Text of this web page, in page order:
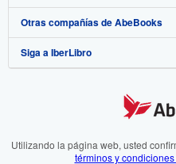
Mis pedidos
Ver carrito
Recomiende un vendedor
Medios
Empleo
Preferencias de cookies
Aviso de cookies
Preguntas frecuentes y guías
Atención al Cliente
Otras compañías de AbeBooks
AbeBooks.com
AbeBooks.fr
Siga a IberLibro
Utilizando la página web, usted
términos y